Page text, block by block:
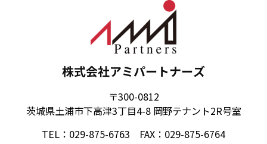
株式会社アミパートナーズ
〒300-0812
茨城県土浦市下高津3丁目4-8 岡野テナント2R号室
TEL：029-875-6763 FAX：029-875-6764